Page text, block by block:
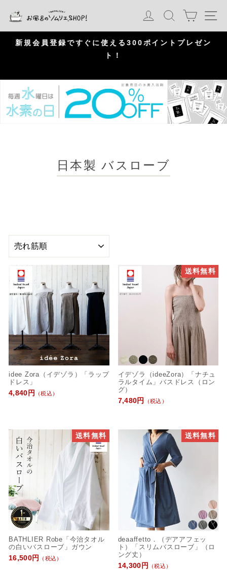
ログイン
検索 カート
P
s
e
新規会員登録ですぐに使える300ポイントプレゼン
ト！
日本製 バスローブ
並
え
idee Zora（イデゾラ）「ラップ
ドレス」
4,840円
（税込）
送料無料
イデゾラ（ideeZora）「ナチュ
ラルタイム」バスドレス（ロン
グ）
7,480円
（税込）
送料無料
BATHLIER Robe「今治タオル
の白いバスローブ」ガウン
16,500円
（税込）
送料無料
deaaffetto．（デアアフェッ
ト）「スリムバスローブ」（ロ
ング丈）
14,300円
（税込）